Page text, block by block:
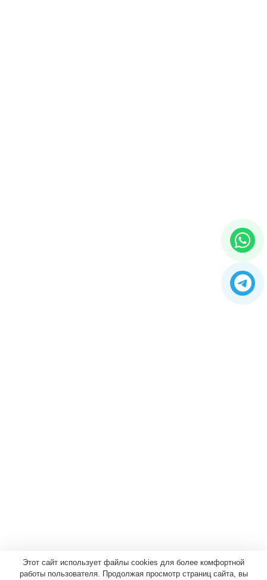
Этот сайт использует файлы cookies для более комфортной
работы пользователя. Продолжая просмотр страниц сайта, вы